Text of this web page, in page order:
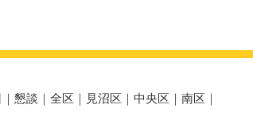
懇談 ｜ 全区 ｜ 見沼区 ｜ 中央区 ｜ 南区 ｜